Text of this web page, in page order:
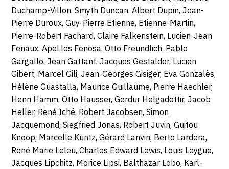
Duchamp-Villon, Smyth Duncan, Albert Dupin, Jean-
Pierre Duroux, Guy-Pierre Etienne, Etienne-Martin,
Pierre-Robert Fachard, Claire Falkenstein, Lucien-Jean
Fenaux, Apel.les Fenosa, Otto Freundlich, Pablo
Gargallo, Jean Gattant, Jacques Gestalder, Lucien
Gibert, Marcel Gili, Jean-Georges Gisiger, Eva Gonzalès,
Hélène Guastalla, Maurice Guillaume, Pierre Haechler,
Henri Hamm, Otto Hausser, Gerdur Helgadottir, Jacob
Heller, René Iché, Robert Jacobsen, Simon
Jacquemond, Siegfried Jonas, Robert Juvin, Guitou
Knoop, Marcelle Kuntz, Gérard Lanvin, Berto Lardera,
René Marie Leleu, Charles Edward Lewis, Louis Leygue,
Jacques Lipchitz, Morice Lipsi, Balthazar Lobo, Karl-